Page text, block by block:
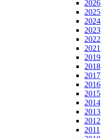
2026
2025
2024
2023
2022
2021
2019
2018
2017
2016
2015
2014
2013
2012
2011